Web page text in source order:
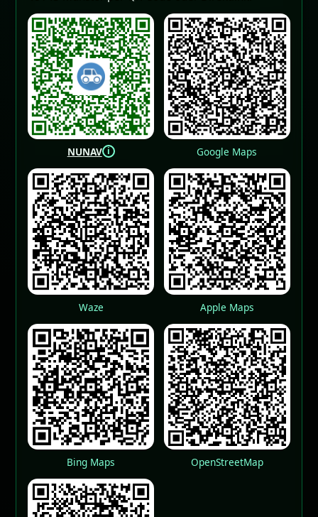
NUNAV i Google Maps
Waze Apple Maps
Bing Maps OpenStreetMap